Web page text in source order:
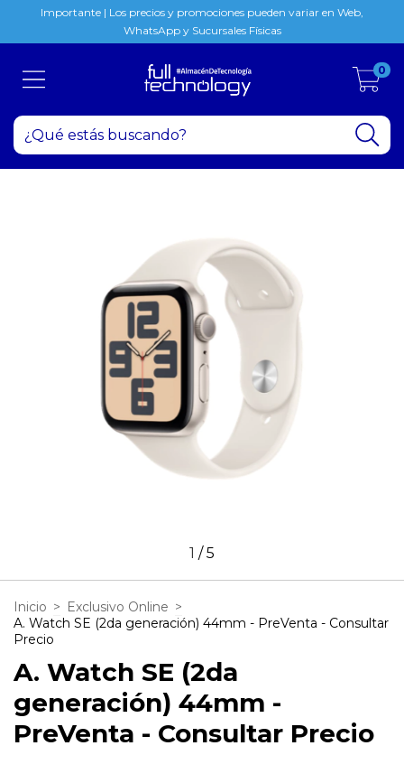
Importante | Los precios y promociones pueden variar en Web,
WhatsApp y Sucursales Físicas
0
1 /5
Inicio > Exclusivo Online >
A. Watch SE (2da generación) 44mm - PreVenta - Consultar
Precio
A. Watch SE (2da
generación) 44mm -
PreVenta - Consultar Precio